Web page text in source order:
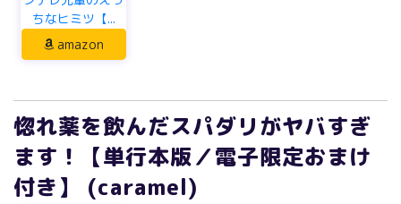
ちなヒミツ【...
amazon
惚れ薬を飲んだスパダリがヤバすぎ
ます！【単行本版／電子限定おまけ
付き】 (caramel)